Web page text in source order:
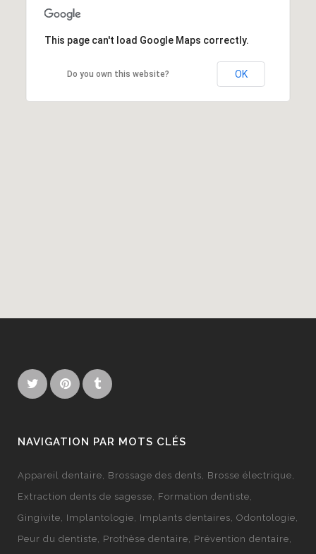
This page can't load Google Maps correctly.
Do you own this website? OK
NAVIGATION PAR MOTS CLÉS
Appareil dentaire Brossage des dents
Brosse électrique
Extraction dents de sagesse
Formation dentiste
Gingivite
Implantologie Implants dentaires Odontologie
Peur du dentiste
Prothèse dentaire Prévention dentaire